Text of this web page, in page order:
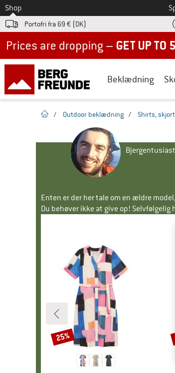
Til
Shop
Portofri fra 69 € (DK)
Beklædning
Hjemmeside
/ Outdoor beklædning / Shirts,
Enten er der her tale om en ældre
Du behøver ikke at give op!
Rabat
25%